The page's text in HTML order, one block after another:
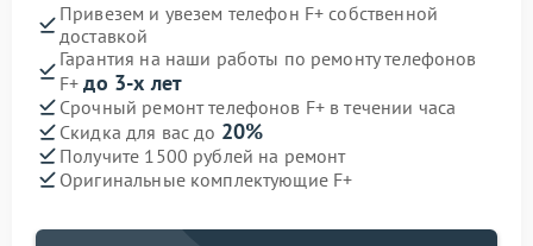
Привезем и увезем телефон F+ собственной
доставкой
Гарантия на наши работы по ремонту телефонов
F+до 3-х лет
Срочный ремонт телефонов F+ в течении часа
Скидка для вас до 20%
Получите 1500 рублей на ремонт
Оригинальные комплектующие F+